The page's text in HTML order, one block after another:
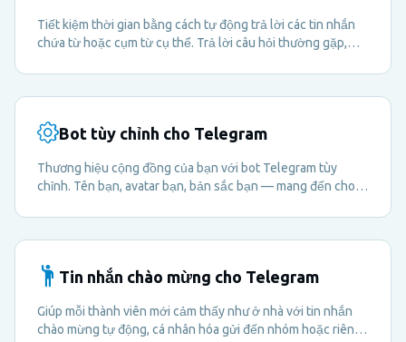
Tiết kiệm thời gian bằng cách tự động trả lời các tin nhắn
chứa từ hoặc cụm từ cụ thể. Trả lời câu hỏi thường gặp,
tự động.
Bot tùy chỉnh cho Telegram
Thương hiệu cộng đồng của bạn với bot Telegram tùy
chỉnh. Tên bạn, avatar bạn, bản sắc bạn — mang đến cho
Tin nhắn chào mừng cho Telegram
Giúp mỗi thành viên mới cảm thấy như ở nhà với tin nhắn
chào mừng tự động, cá nhân hóa gửi đến nhóm hoặc riêng